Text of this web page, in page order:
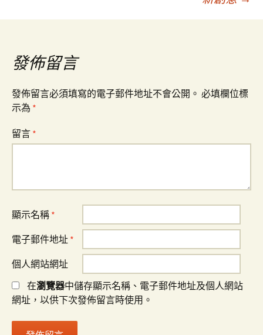
導
覽發佈留言
發佈留言必須填寫的電子郵件地址不會公開。 必填欄位標
示為 *
留言 *
顯示名稱 *
電子郵件地址 *
個人網站網址
在瀏覽器中儲存顯示名稱、電子郵件地址及個人網站
網址，以供下次發佈留言時使用。